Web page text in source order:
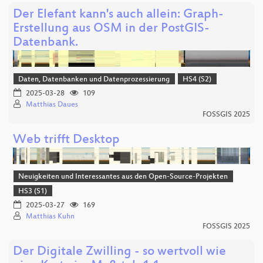
Der Elefant kann's auch allein: Graph-
Erstellung aus OSM in der PostGIS-
Datenbank.
Daten, Datenbanken und Datenprozessierung
HS4 (S2)
2025-03-28
109
Matthias Daues
FOSSGIS 2025
Web trifft Desktop
Neuigkeiten und Interessantes aus den Open-Source-Projekten
HS3 (S1)
2025-03-27
169
Matthias Kuhn
FOSSGIS 2025
Der Digitale Zwilling - so wertvoll wie